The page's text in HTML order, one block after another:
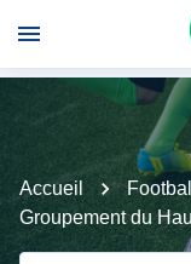
Accueil Football
Groupement du